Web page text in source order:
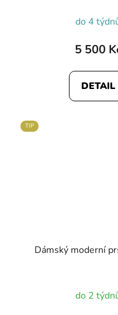
do 4
5 500
DETAIL
TIP
Dámský moderní
do 2